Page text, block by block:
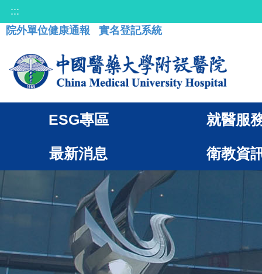
:::
院外單位健康通報
實名登記系統
ESG專區 就醫服
最新消息 衛教資